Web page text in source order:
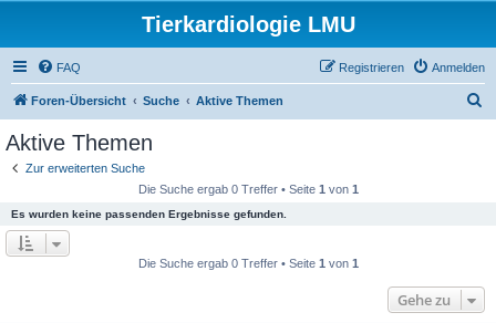
Tierkardiologie LMU
FAQ Anmelden
Registrieren
Foren-Übersicht Suche Aktive Themen
Aktive Themen
Zur erweiterten Suche
Die Suche ergab 0 Treffer • Seite 1 von 1
Es wurden keine passenden Ergebnisse gefunden.
Die Suche ergab 0 Treffer • Seite 1 von 1
Gehe zu